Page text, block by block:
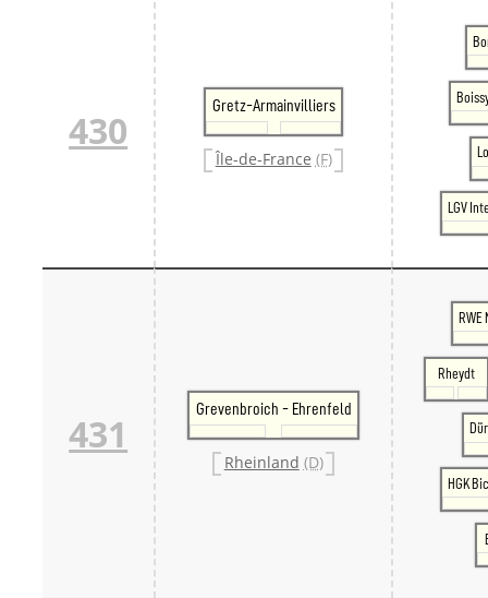
430
Gretz-Armainvilliers
Île-de-France (F)
LGV
431
Grevenbroich - Ehrenfeld
Rheinland (D)
Rheydt
HGK